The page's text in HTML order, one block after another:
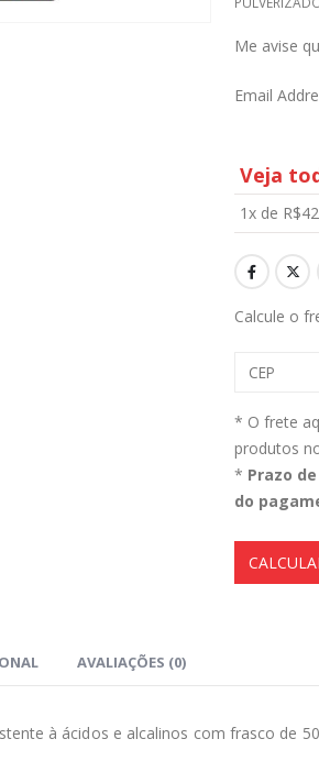
Me avise
Email
Veja
1x de R$
Calcule o
* O frete
produtos
* Prazo
do
AVALIAÇÕES (0)
à ácidos e alcalinos com frasco de
0out of 5
R$29,99
0out of 5
R$259,90